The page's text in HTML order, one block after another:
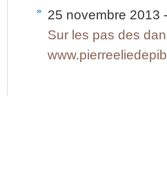
25 novembre 2013 -
Sur les pas des